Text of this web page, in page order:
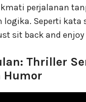
perjalanan
logika. Seperti kata
sit back and enjoy
Thriller
Humor